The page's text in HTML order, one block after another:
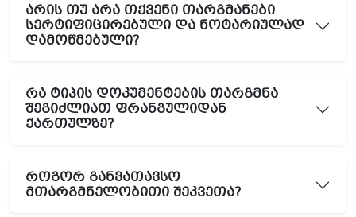
არის თუ არა თქვენი თარგმანები
სერტიფიცირებული და ნოტარიულად
დამოწმებული?
რა ტიპის დოკუმენტების თარგმნა
შეგიძლიათ ფრანგულიდან
ქართულზე?
როგორ განვათავსო
მთარგმნელობითი შეკვეთა?